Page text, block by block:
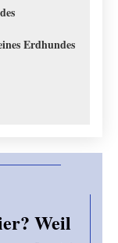
Erdhundes
Weil